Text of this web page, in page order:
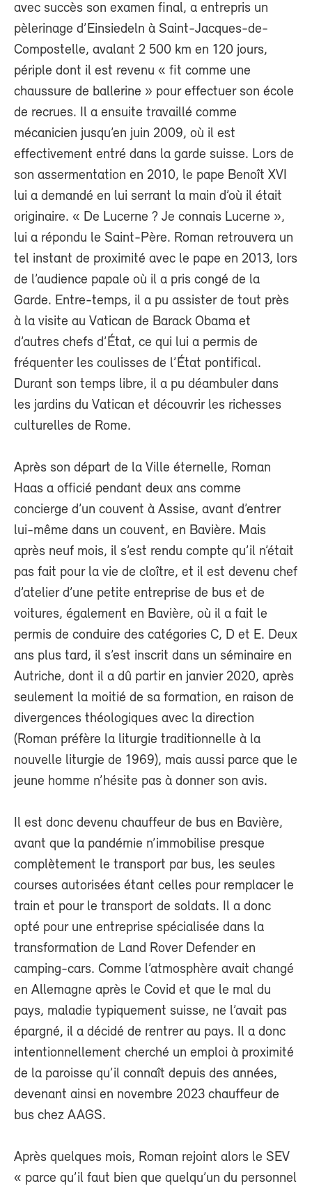
avec succès son examen final, a entrepris un
pèlerinage d’Einsiedeln à Saint-Jacques-de-
Compostelle, avalant 2 500 km en 120 jours,
périple dont il est revenu « fit comme une
chaussure de ballerine » pour effectuer son école
de recrues. Il a ensuite travaillé comme
mécanicien jusqu’en juin 2009, où il est
effectivement entré dans la garde suisse. Lors de
son assermentation en 2010, le pape Benoît XVI
lui a demandé en lui serrant la main d’où il était
originaire. « De Lucerne ? Je connais Lucerne »,
lui a répondu le Saint-Père. Roman retrouvera un
tel instant de proximité avec le pape en 2013, lors
de l’audience papale où il a pris congé de la
Garde. Entre-temps, il a pu assister de tout près
à la visite au Vatican de Barack Obama et
d’autres chefs d’État, ce qui lui a permis de
fréquenter les coulisses de l’État pontifical.
Durant son temps libre, il a pu déambuler dans
les jardins du Vatican et découvrir les richesses
culturelles de Rome.
Après son départ de la Ville éternelle, Roman
Haas a officié pendant deux ans comme
concierge d’un couvent à Assise, avant d’entrer
lui-même dans un couvent, en Bavière. Mais
après neuf mois, il s’est rendu compte qu’il n’était
pas fait pour la vie de cloître, et il est devenu chef
d’atelier d’une petite entreprise de bus et de
voitures, également en Bavière, où il a fait le
permis de conduire des catégories C, D et E. Deux
ans plus tard, il s’est inscrit dans un séminaire en
Autriche, dont il a dû partir en janvier 2020, après
seulement la moitié de sa formation, en raison de
divergences théologiques avec la direction
(Roman préfère la liturgie traditionnelle à la
nouvelle liturgie de 1969), mais aussi parce que le
jeune homme n’hésite pas à donner son avis.
Il est donc devenu chauffeur de bus en Bavière,
avant que la pandémie n’immobilise presque
complètement le transport par bus, les seules
courses autorisées étant celles pour remplacer le
train et pour le transport de soldats. Il a donc
opté pour une entreprise spécialisée dans la
transformation de Land Rover Defender en
camping-cars. Comme l’atmosphère avait changé
en Allemagne après le Covid et que le mal du
pays, maladie typiquement suisse, ne l’avait pas
épargné, il a décidé de rentrer au pays. Il a donc
intentionnellement cherché un emploi à proximité
de la paroisse qu’il connaît depuis des années,
devenant ainsi en novembre 2023 chauffeur de
bus chez AAGS.
Après quelques mois, Roman rejoint alors le SEV
« parce qu’il faut bien que quelqu’un du personnel